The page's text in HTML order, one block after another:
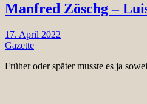
Manfred Zöschg –
17. April 2022
Gazette
Früher oder später musste es ja